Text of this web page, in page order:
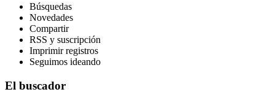
Búsquedas
Novedades
Compartir
RSS y suscripción
Imprimir registros
Seguimos ideando
El buscador